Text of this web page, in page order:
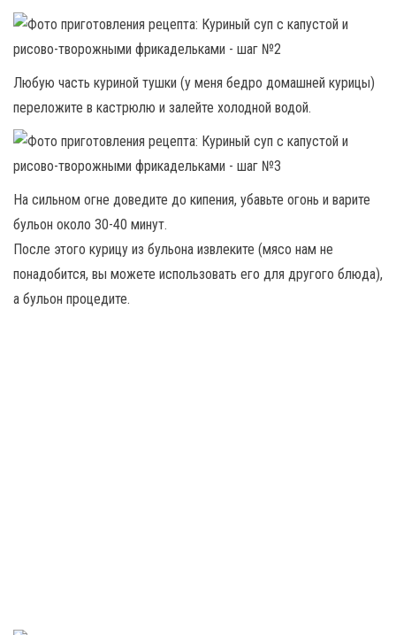
Любую часть куриной тушки (у меня бедро домашней курицы)
переложите в кастрюлю и залейте холодной водой.
На сильном огне доведите до кипения, убавьте огонь и варите
бульон около 30-40 минут.
После этого курицу из бульона извлеките (мясо нам не
понадобится, вы можете использовать его для другого блюда),
а бульон процедите.